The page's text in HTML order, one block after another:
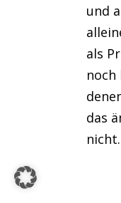
und
als
noch
das
nicht.